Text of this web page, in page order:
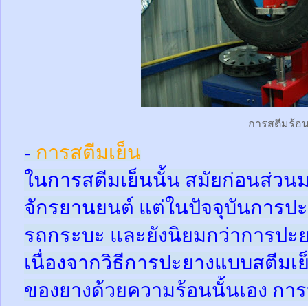
การสตีมร้อ
- การสตีมเย็น
ในการสตีมเย็นนั้น สมัยก่อนส่วน
จักรยานยนต์ แต่ในปัจจุบันการป
รถกระบะ และยังนิยมกว่าการป
เนื่องจากวิธีการปะยางแบบสตีม
ของยางด้วยความร้อนนั้นเอง กา